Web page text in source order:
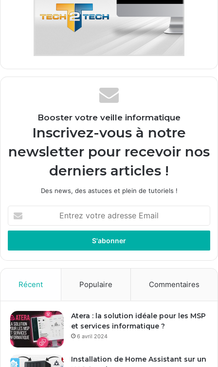
Booster votre veille informatique
Inscrivez-vous à notre
newsletter pour recevoir nos
derniers articles !
Des news, des astuces et plein de tutoriels !
t
e
z
r
e
a
d
s
Récent Populaire Commentaires
Atera : la solution idéale pour les MSP
et services informatique ?
6 avril 2024
Installation de Home Assistant sur un